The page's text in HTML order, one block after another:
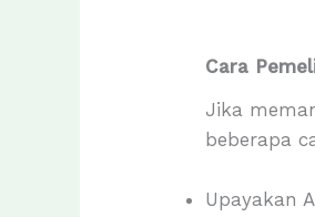
Cara
Jika
beberapa
Upayakan